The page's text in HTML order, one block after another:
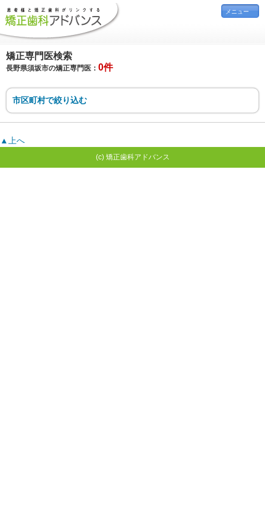
メニュー
矯正専門医検索
長野県須坂市の矯正専門医： 0件
市区町村で絞り込む
▲上へ
(c) 矯正歯科アドバンス